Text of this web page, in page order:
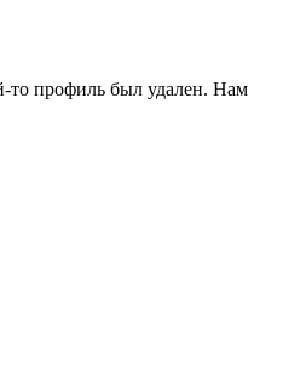
то профиль был удален. Нам